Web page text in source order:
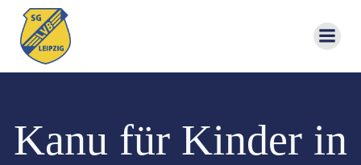
Kanu für Kinder in